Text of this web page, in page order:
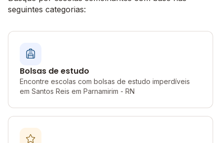
seguintes categorias:
Bolsas de estudo
Encontre escolas com bolsas de estudo imperdíveis
em Santos Reis em Parnamirim - RN